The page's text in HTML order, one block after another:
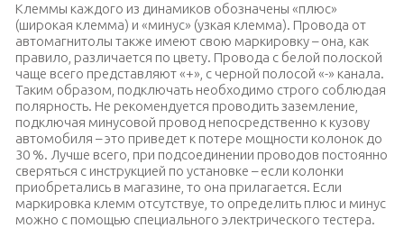
Клеммы каждого из динамиков обозначены «плюс»
(широкая клемма) и «минус» (узкая клемма). Провода от
автомагнитолы также имеют свою маркировку – она, как
правило, различается по цвету. Провода с белой полоской
чаще всего представляют «+», с черной полосой «-» канала.
Таким образом, подключать необходимо строго соблюдая
полярность. Не рекомендуется проводить заземление,
подключая минусовой провод непосредственно к кузову
автомобиля – это приведет к потере мощности колонок до
30 %. Лучше всего, при подсоединении проводов постоянно
сверяться с инструкцией по установке – если колонки
приобретались в магазине, то она прилагается. Если
маркировка клемм отсутствуе, то определить плюс и минус
можно с помощью специального электрического тестера.